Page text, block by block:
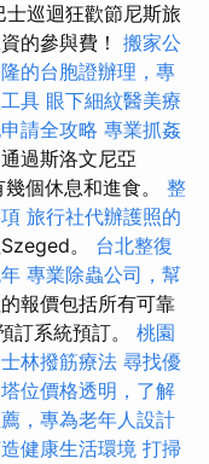
巡迴狂歡節尼斯旅
的參與費！ 搬家公
的台胞證辦理，專
具 眼下細紋醫美療
請全攻略 專業抓姦
過斯洛文尼亞
個休息和進食。 整
旅行社代辦護照的
。 台北整復
專業除蟲公司，幫
報價包括所有可靠
訂系統預訂。 桃園
士林撥筋療法 尋找優
塔位價格透明，了解
，專為老年人設計
健康生活環境 打掃